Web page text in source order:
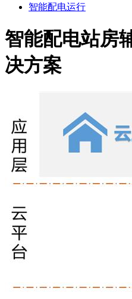
智能配电运行
智能配电站房
决方案